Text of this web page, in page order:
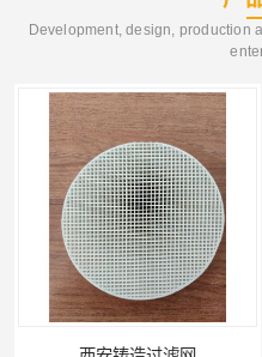
Development, design, production